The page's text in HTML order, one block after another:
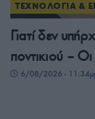
ΤΕΧΝΟΛΟΓΙΑ &
Γιατί δεν
ποντικιού –
6/08/2026 -